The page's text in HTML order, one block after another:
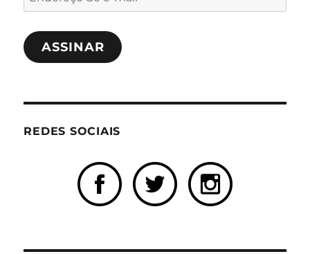
de
e-
mailASSINAR
REDES SOCIAIS